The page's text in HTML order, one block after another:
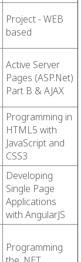
Project - WEB
based
Active Server
Pages (ASP.Net)
Part B & AJAX
Programming in
HTML5 with
JavaScript and
CSS3
Developing
Single Page
Applications
with AngularJS
Programming